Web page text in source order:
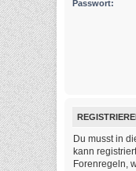
Passwort:
Du musst in
kann
Forenregeln,